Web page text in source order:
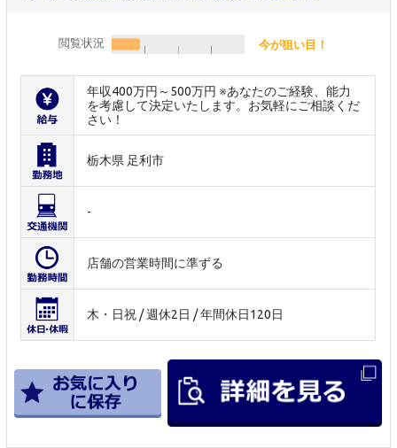
閲覧状況 今が狙い目！
年収400万円～500万円 ※あなたのご経験、能力
を考慮して決定いたします。お気軽にご相談くだ
さい！
栃木県 足利市
-
店舗の営業時間に準ずる
木・日祝 / 週休2日 / 年間休日120日